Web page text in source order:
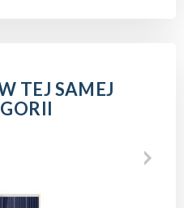
TEJ SAMEJ